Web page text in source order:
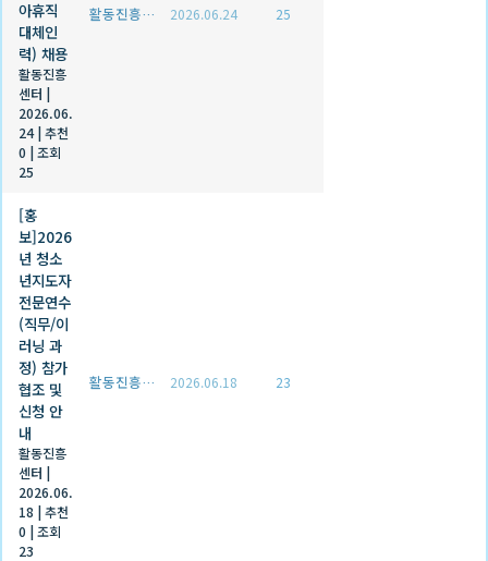
아휴직
대체인
력) 채용
활동진흥
센터 |
2026.06.
24 |추천
0 |조회
25
활동진흥센터 2026.06.24 25
[홍
보]2026
년 청소
년지도자
전문연수
(직무/이
러닝 과
정) 참가
협조 및
신청 안
내
활동진흥
센터 |
2026.06.
18 |추천
0 |조회
23
활동진흥센터 2026.06.18 23